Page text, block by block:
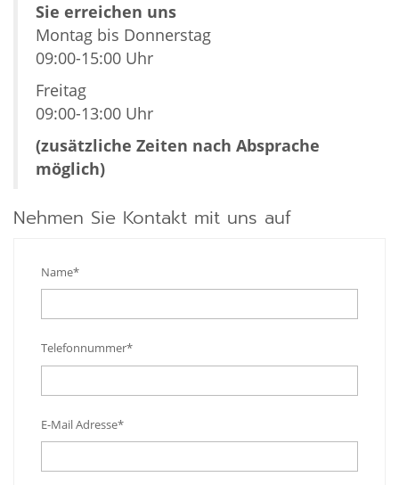
Sie erreichen uns
Montag bis Donnerstag
09:00-15:00 Uhr
Freitag
09:00-13:00 Uhr
(zusätzliche Zeiten nach Absprache
möglich)
Nehmen Sie Kontakt mit uns auf
Name*
Telefonnummer*
E-Mail Adresse*